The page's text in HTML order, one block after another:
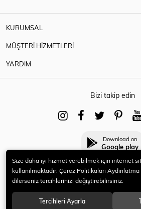
KURUMSAL
MÜŞTERİ HİZMETLERİ
YARDIM
Bizi takip edin
Download on
Google play
© 2021 HERYENİ. Tüm
Size daha iyi hizmet verebilmek için internet
kullanılmaktadır. Çerez Politikaları
dilerseniz tercihlerinizi değiştirebilirsiniz.
Tercihleri Ayarla